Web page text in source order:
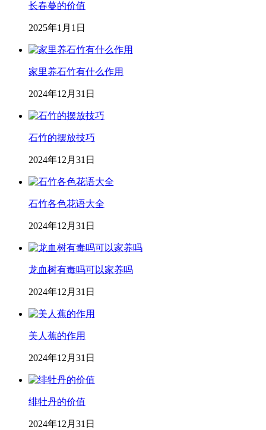
长春蔓的价值
2025年1月1日
家里养石竹有什么作用
2024年12月31日
石竹的摆放技巧
2024年12月31日
石竹各色花语大全
2024年12月31日
龙血树有毒吗可以家养吗
2024年12月31日
美人蕉的作用
2024年12月31日
绯牡丹的价值
2024年12月31日